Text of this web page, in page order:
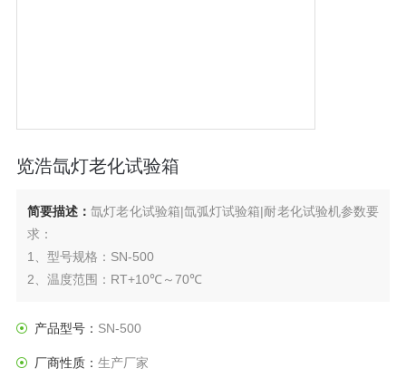
览浩氙灯老化试验箱
简要描述：氙灯老化试验箱|氙弧灯试验箱|耐老化试验机参数要
求：
1、型号规格：SN-500
2、温度范围：RT+10℃～70℃
4、氙灯功率：1.8KW/支（进口美国Q-lab灯管）
产品型号： SN-500
厂商性质： 生产厂家